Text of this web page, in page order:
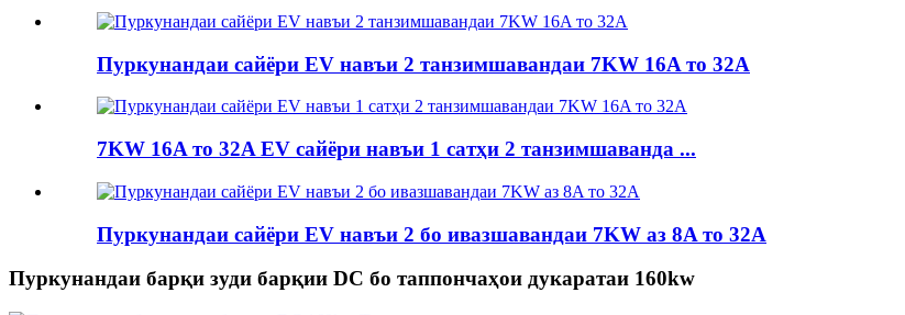
Пуркунандаи сайёри EV навъи 2 танзимшавандаи 7KW 16A то 32A
7KW 16A то 32A EV сайёри навъи 1 сатҳи 2 танзимшаванда ...
Пуркунандаи сайёри EV навъи 2 бо ивазшавандаи 7KW аз 8A то 32A
Пуркунандаи барқи зуди барқии DC бо таппончаҳои дукаратаи 160kw